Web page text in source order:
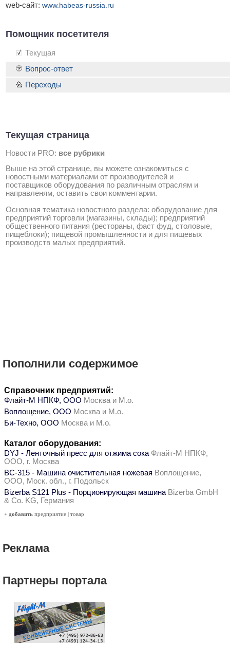
web-сайт: www.habeas-russia.ru
Помощник посетителя
Текущая
Текущая страница
Новости PRO: все рубрики
Выше на этой странице, вы можете ознакомиться с
новостными материалами от производителей и
поставщиков оборудования по различным отраслям и
направленям, оставить свои комментарии.
Основная тематика новостного раздела: оборудование для
предприятий торговли (магазины, склады); предприятий
общественного питания (рестораны, фаст фуд, столовые,
пищеблоки); пищевой промышленности и для пищевых
производств малых предприятий.
Вопрос-ответ
Переходы
Пополнили содержимое
Справочник предприятий:
Флайт-М НПКФ, ООО Москва и М.о.
Воплощение, ООО Москва и М.о.
Би-Техно, ООО Москва и М.о.
Каталог оборудования:
DYJ - Ленточный пресс для отжима сока Флайт-М НПКФ,
ООО, г. Москва
ВС-315 - Машина очистительная ножевая Воплощение,
ООО, Моск. обл., г. Подольск
Bizerba S121 Plus - Порционирующая машина Bizerba GmbH
& Co. KG, Германия
+ добавить предприятие | товар
Реклама
Партнеры портала